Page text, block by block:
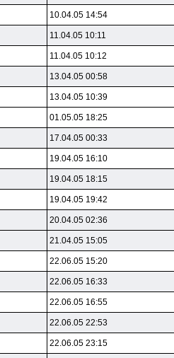
10.04.05 14:54
11.04.05 10:11
11.04.05 10:12
13.04.05 00:58
13.04.05 10:39
01.05.05 18:25
17.04.05 00:33
19.04.05 16:10
19.04.05 18:15
19.04.05 19:42
20.04.05 02:36
21.04.05 15:05
22.06.05 15:20
22.06.05 16:33
22.06.05 16:55
22.06.05 22:53
22.06.05 23:15